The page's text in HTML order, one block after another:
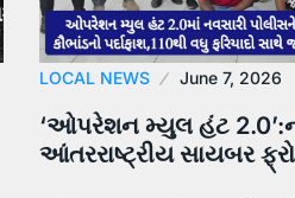
LOCAL NEWS June 7, 2026
‘ઓપરેશન મ્યુલ હંટ
આંતરરાષ્ટ્રીય સાયબર